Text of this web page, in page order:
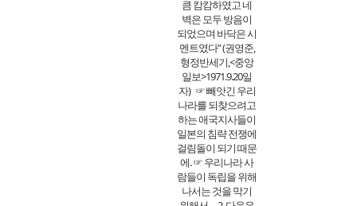
큼 캄캄하였고 네
벽은 모두 방음이
되었으며 바닥은 시
멘트였다” (권영준,
형정반세기,<중앙
일보>1971.9.20일
자) ☞ 빼앗긴 우리
나라를 되찾으려고
하는 애국지사들이
일본의 침략 전쟁에
걸림돌이 되기 때문
에. ☞ 우리나라 사
람들이 독립을 위해
나서는 것을 막기